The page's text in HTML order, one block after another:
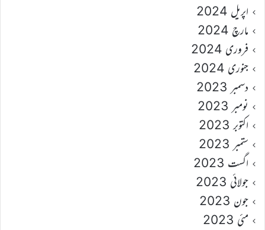
اپریل 2024
مارچ 2024
فروری 2024
جنوری 2024
دسمبر 2023
نومبر 2023
اکتوبر 2023
ستمبر 2023
اگست 2023
جولائی 2023
جون 2023
مئی 2023